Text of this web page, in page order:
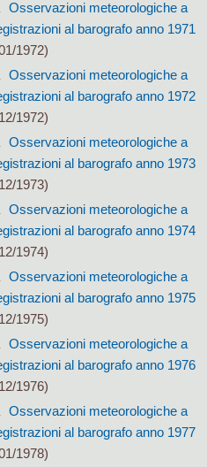
Osservazioni meteorologiche a
al barografo anno 1971
1972)
Osservazioni meteorologiche a
al barografo anno 1972
1972)
Osservazioni meteorologiche a
al barografo anno 1973
1973)
Osservazioni meteorologiche a
al barografo anno 1974
1974)
Osservazioni meteorologiche a
al barografo anno 1975
1975)
Osservazioni meteorologiche a
al barografo anno 1976
1976)
Osservazioni meteorologiche a
al barografo anno 1977
1978)